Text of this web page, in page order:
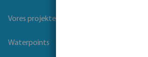
Vores projekter
Waterpoints